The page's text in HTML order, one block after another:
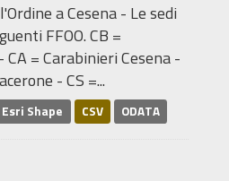
a Cesena - Le sedi
FFOO. CB =
= Carabinieri Cesena -
- CS =...
Esri Shape CSV ODATA